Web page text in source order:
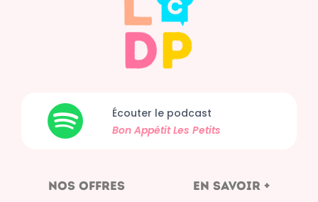
Écouter le podcast
Bon AppétitLes Petits
nos offres en savoir +